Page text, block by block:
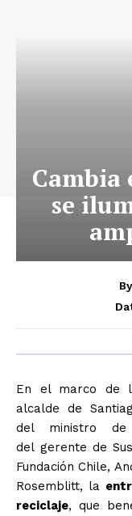
Cambia
se
En el marco de
alcalde de
del ministro de
del gerente de
Fundación Chile,
Rosemblitt, la
reciclaje, que